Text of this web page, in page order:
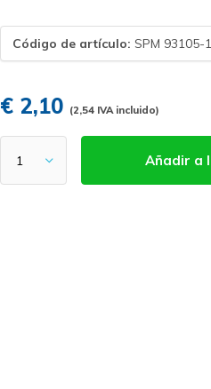
Código de artículo: SPM 93105-1
€ 2,10 (2,54 IVA incluido)
Añadir a